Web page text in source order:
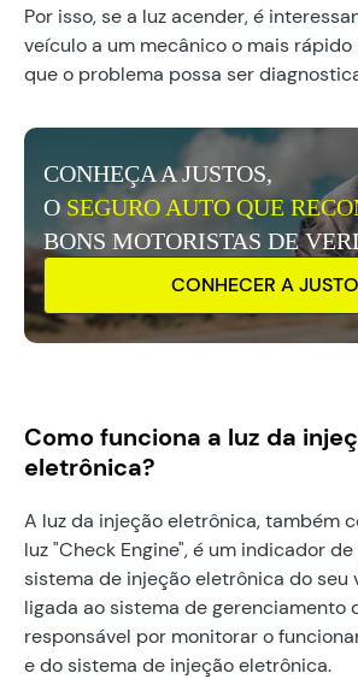
Por isso, se a luz acender, é
veículo a um mecânico o mais
que o problema possa ser
CONHEÇA A JUSTOS,
OSEGURO AUTO QUE
BONS MOTORISTAS DE
CONHECER A
Como funciona a luz da
eletrônica?
A luz da injeção eletrônica, também
luz "Check Engine", é um indicador
sistema de injeção eletrônica do seu
ligada ao sistema de gerenciamento
responsável por monitorar o
e do sistema de injeção eletrônica.